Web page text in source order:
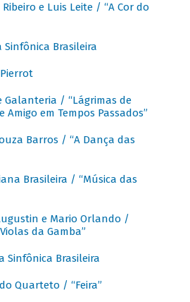
e Luis Leite / “A Cor do
Sinfônica Brasileira
Galanteria / “Lágrimas de
em Tempos Passados”
Barros / “A Dança das
Brasileira / “Música das
e Mario Orlando /
da Gamba”
Sinfônica Brasileira
Quarteto / “Feira”